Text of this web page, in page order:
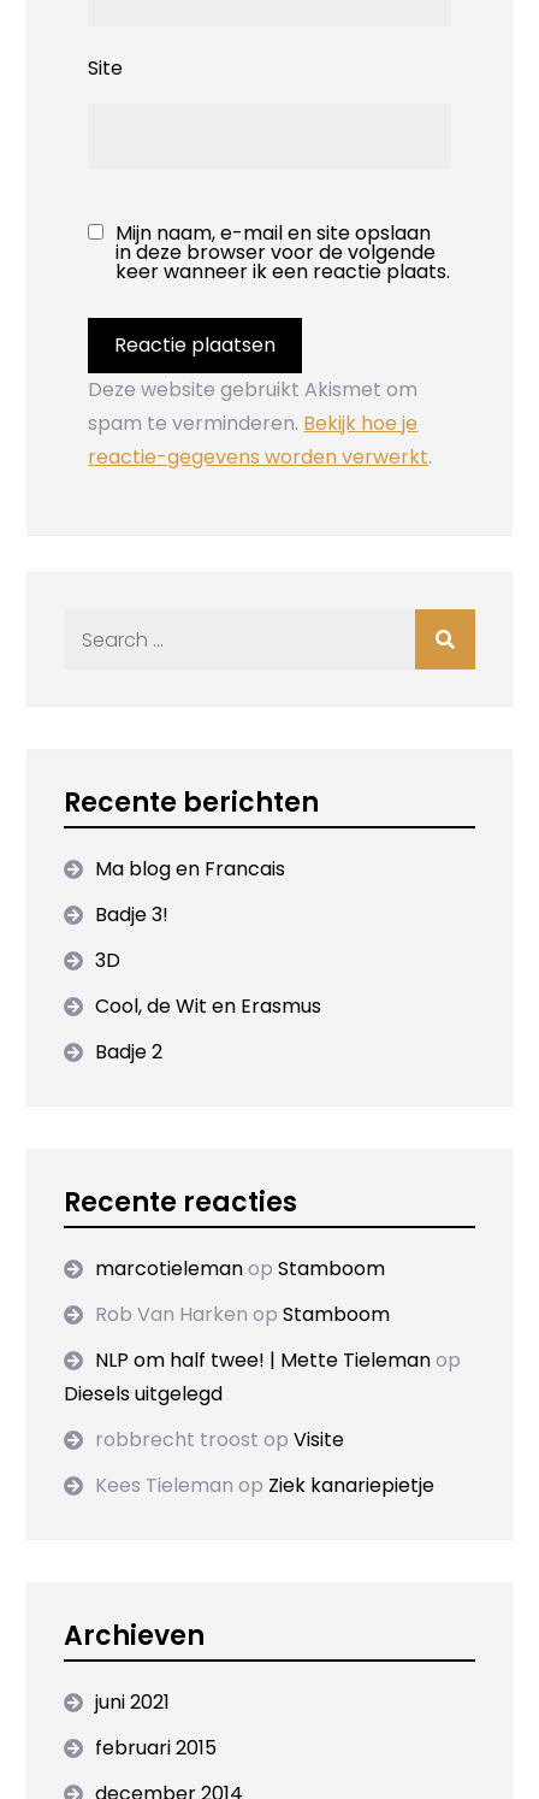
Site
Mijn naam, e-mail en site opslaan
in deze browser voor de volgende
keer wanneer ik een reactie plaats.
Deze website gebruikt Akismet om
spam te verminderen. Bekijk hoe je
reactie-gegevens worden verwerkt.
Recente berichten
Ma blog en Francais
Badje 3!
3D
Cool, de Wit en Erasmus
Badje 2
Recente reacties
marcotielemanopStamboom
Rob Van Harken opStamboom
NLP om half twee! | Mette Tielemanop
Diesels uitgelegd
robbrecht troost opVisite
Kees Tieleman op Ziek kanariepietje
Archieven
juni 2021
februari 2015